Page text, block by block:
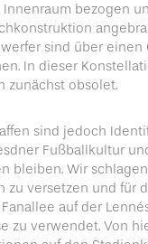
Innenraum bezogen
sind über einen
In dieser
zunächst obsolet.
sind jedoch
Fußballkultur
bleiben. Wir
zu versetzen und für
auf der
zu verwendet. Von